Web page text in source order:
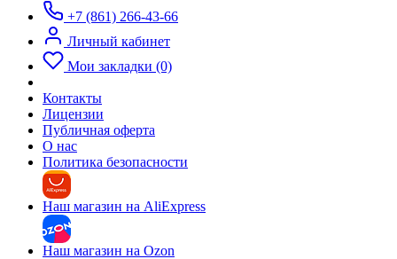
+7 (861) 266-43-66
Личный кабинет
Мои закладки (0)
Контакты
Лицензии
Публичная оферта
О нас
Политика безопасности
Наш магазин на AliExpress
Наш магазин на Ozon